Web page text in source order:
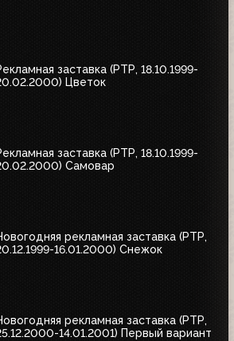
заставка (РТР, 18.10.1999-
Цветок
заставка (РТР, 18.10.1999-
Самовар
рекламная заставка (РТР,
16.01.2000) Снежок
рекламная заставка (РТР,
14.01.2001) Первый вариант